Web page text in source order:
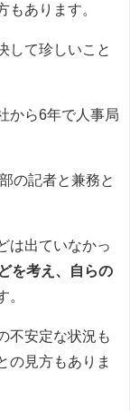
もあります。
して珍しいこと
から6年で人事局
の記者と兼務と
は出ていなかっ
を考え、自らの
。
不安定な状況も
の見方もありま